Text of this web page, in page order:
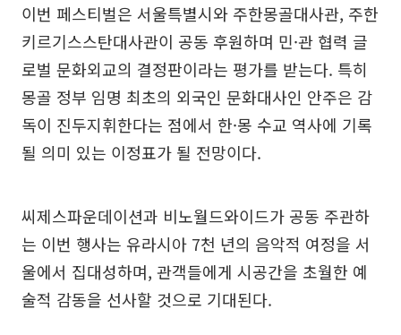
이번 페스티벌은 서울특별시와 주한몽골대사관, 주한
키르기스스탄대사관이 공동 후원하며 민·관 협력 글
로벌 문화외교의 결정판이라는 평가를 받는다. 특히
몽골 정부 임명 최초의 외국인 문화대사인 안주은 감
독이 진두지휘한다는 점에서 한·몽 수교 역사에 기록
될 의미 있는 이정표가 될 전망이다.
씨제스파운데이션과 비노월드와이드가 공동 주관하
는 이번 행사는 유라시아 7천 년의 음악적 여정을 서
울에서 집대성하며, 관객들에게 시공간을 초월한 예
술적 감동을 선사할 것으로 기대된다.